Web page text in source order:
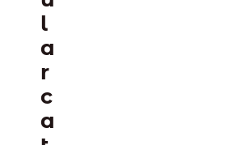
l
a
r
c
a